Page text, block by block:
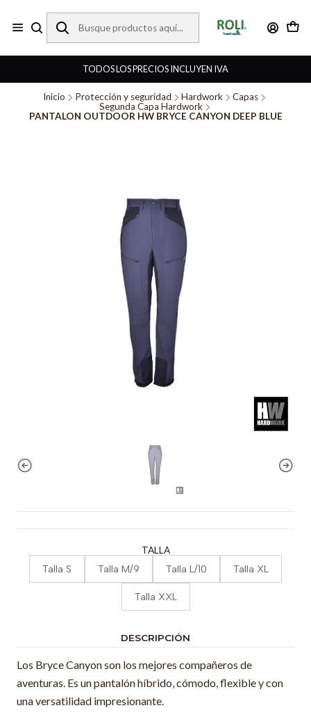
TODOS LOS PRECIOS INCLUYEN IVA
Inicio Protección y seguridad Hardwork
Capas
Segunda Capa Hardwork
PANTALON OUTDOOR HW BRYCE CANYON DEEP BLUE
TALLA
Talla S Talla M/9 Talla L/10 Talla XL
Talla XXL
DESCRIPCIÓN
Los Bryce Canyon son los mejores compañeros de
aventuras. Es un pantalón híbrido, cómodo, flexible y con
una versatilidad impresionante.